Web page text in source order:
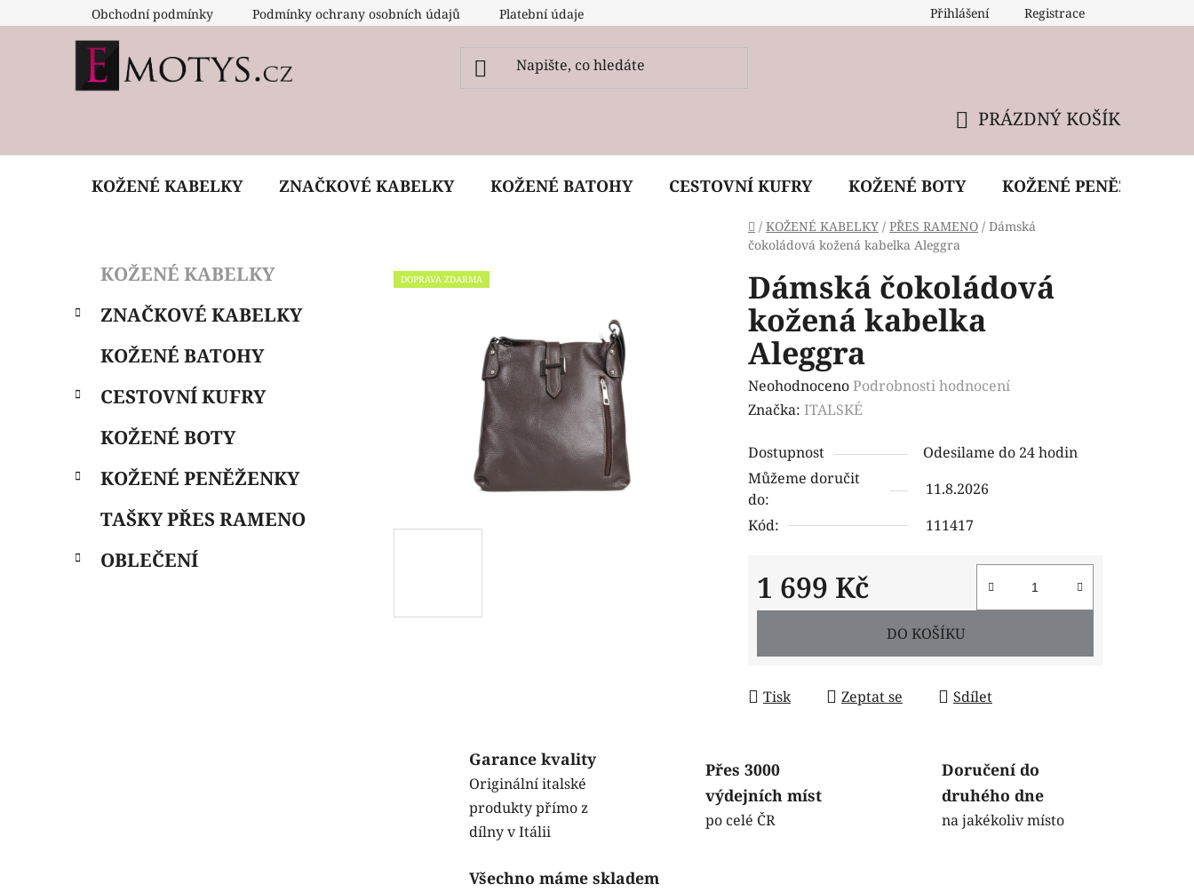
na
Obchodní podmínky Podmínky ochrany osobních údajů Platební údaje Reklamační podmínky
Přihlášení Registrace
KOŠÍK
PRÁZDNÝ KOŠÍK
KOŽENÉ KABELKY ZNAČKOVÉ KABELKY KOŽENÉ BATOHY CESTOVNÍ KUFRY KOŽENÉ BOTY KOŽENÉ PENĚŽENKY
Domů
/ KOŽENÉ KABELKY / PŘES RAMENO / Dámská
čokoládová kožená kabelka Aleggra
s
n
p
l
Přeskočit
kategorie
e
i
KOŽENÉ KABELKY
ZNAČKOVÉ KABELKY
KOŽENÉ BATOHY
CESTOVNÍ KUFRY
KOŽENÉ BOTY
KOŽENÉ PENĚŽENKY
TAŠKY PŘES RAMENO
OBLEČENÍ
Dámská čokoládová
kožená kabelka
Aleggra
Průměrné
hodnocení
je
0,0
z
5
NeohodnocenoPodrobnosti hodnocení
Značka: ITALSKÉ
Dostupnost
Odesilame do 24 hodin
Můžeme doručit
do:
11.8.2026
Kód:
111417
1 699 Kč
Měrná cena:
DO KOŠÍKU
Tisk Zeptat se Sdílet
DOPRAVA ZDARMA
Garance kvality
Originální italské
produkty přímo z
dílny v Itálii
Přes 3000
výdejních míst
po celé ČR
Doručení do
druhého dne
na jakékoliv místo
Všechno máme skladem